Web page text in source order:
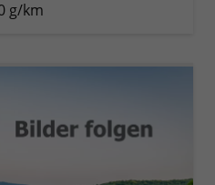
g/km